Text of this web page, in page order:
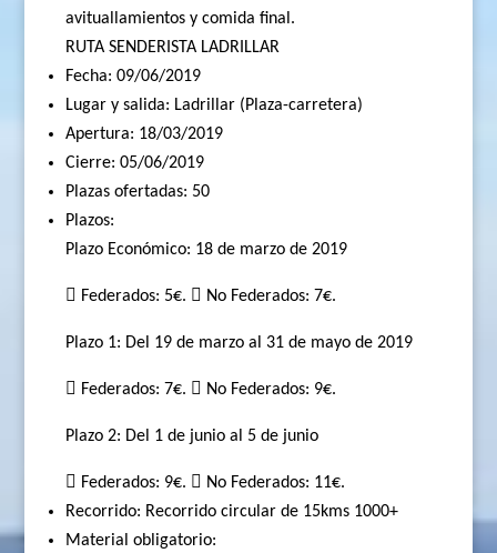
avituallamientos y comida final.
RUTA SENDERISTA LADRILLAR
Fecha: 09/06/2019
Lugar y salida: Ladrillar (Plaza-carretera)
Apertura: 18/03/2019
Cierre: 05/06/2019
Plazas ofertadas: 50
Plazos:
Plazo Económico: 18 de marzo de 2019
 Federados: 5€.  No Federados: 7€.
Plazo 1: Del 19 de marzo al 31 de mayo de 2019
 Federados: 7€.  No Federados: 9€.
Plazo 2: Del 1 de junio al 5 de junio
 Federados: 9€.  No Federados: 11€.
Recorrido: Recorrido circular de 15kms 1000+
Material obligatorio: